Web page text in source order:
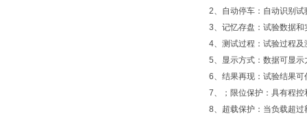
2、自动停车：自动识别
3、记忆存盘：试验数据
4、测试过程：试验过程
5、显示方式：数据可显示
6、结果再现：试验结果可
7、；限位保护：具有程
8、超载保护：当负载超